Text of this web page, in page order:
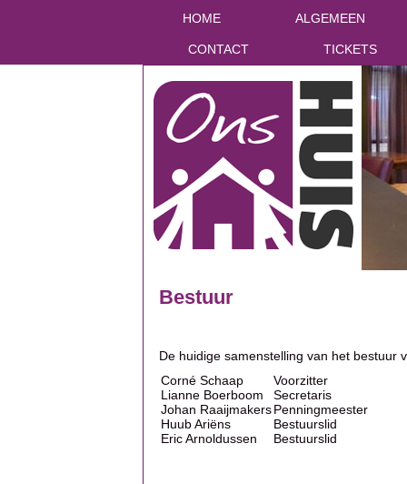
HOME ALGEMEEN
CONTACT TICKETS
Bestuur
De huidige samenstelling van het bestuur
Corné Schaap
Voorzitter
Lianne Boerboom
Secretaris
Johan RaaijmakersPenningmeester
Huub Ariëns
Bestuurslid
Eric Arnoldussen
Bestuurslid